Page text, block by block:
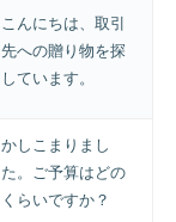
こんにちは、取引
先への贈り物を探
しています。
かしこまりまし
た。ご予算はどの
くらいですか？